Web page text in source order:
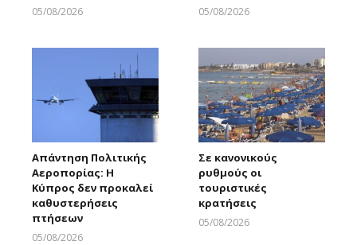
05/08/2026
05/08/2026
Απάντηση Πολιτικής
Αεροπορίας: Η
Κύπρος δεν προκαλεί
καθυστερήσεις
πτήσεων
05/08/2026
Σε κανονικούς
ρυθμούς οι
τουριστικές
κρατήσεις
05/08/2026